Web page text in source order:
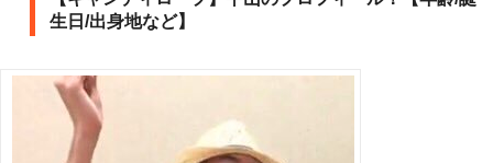
生日/出身地など】